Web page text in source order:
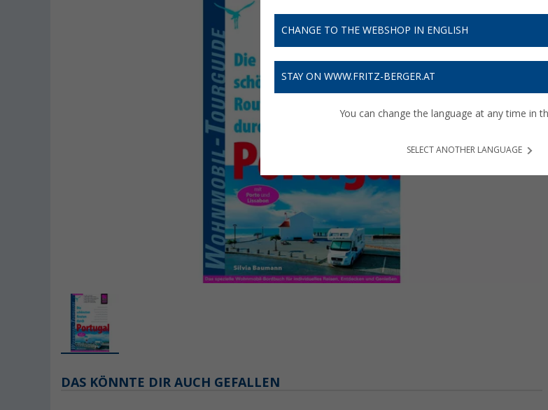
DAS KÖNNTE DIR AUCH GEFALLEN
CHANGE TO THE WEBSHOP IN ENGLISH
STAY ON WWW.FRITZ-BERGER.AT
You can change the language at any time in
SELECT ANOTHER LANGUAGE